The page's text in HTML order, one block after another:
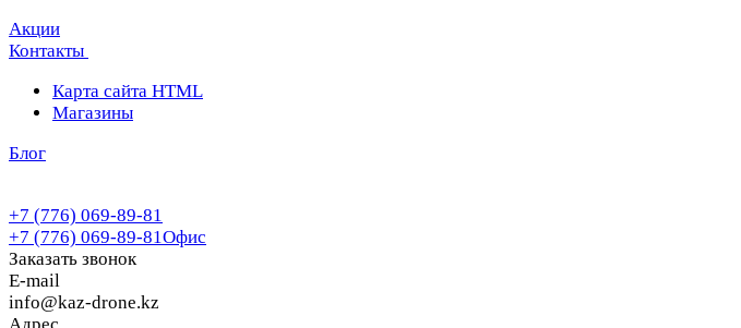
Акции
Контакты
Карта сайта HTML
Магазины
Блог
+7 (776) 069-89-81
+7 (776) 069-89-81Офис
Заказать звонок
E-mail
info@kaz-drone.kz